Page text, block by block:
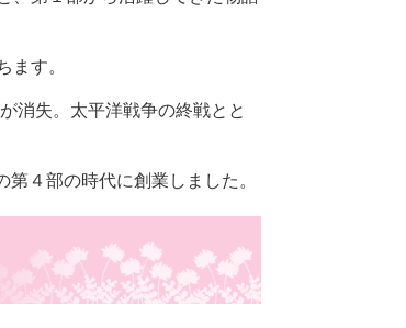
す。
消失。太平洋戦争の終戦とと
４部の時代に創業しました。